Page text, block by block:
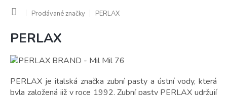
Domů Prodávané značky PERLAX
PERLAX
PERLAX je italská značka zubní pasty a ústní vody, která
byla založená již v roce 1992. Zubní pasty PERLAX udržují
V
p
s
p